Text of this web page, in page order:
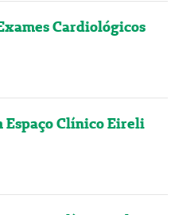
Cardiológicos
Espaço Clínico Eireli